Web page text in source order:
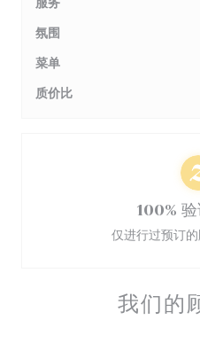
我们的
氛围
菜单
质价比
100%
仅进行过预订